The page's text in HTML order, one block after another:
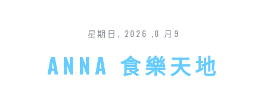
星期日, 2026 ,8 月9
ANNA 食樂天地